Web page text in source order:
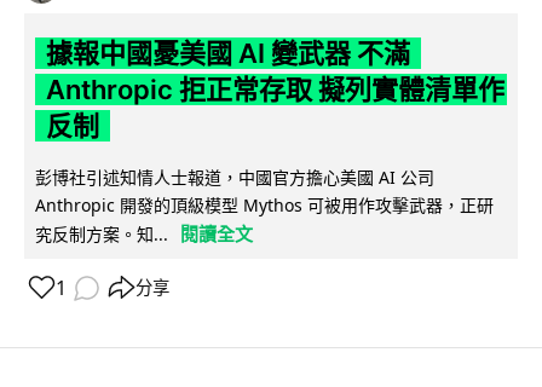
據報中國憂美國 AI 變武器 不滿
Anthropic 拒正常存取 擬列實體清單作
反制
彭博社引述知情人士報道，中國官方擔心美國 AI 公司
Anthropic 開發的頂級模型 Mythos 可被用作攻擊武器，正研
究反制方案。知...
閱讀全文
1 分享